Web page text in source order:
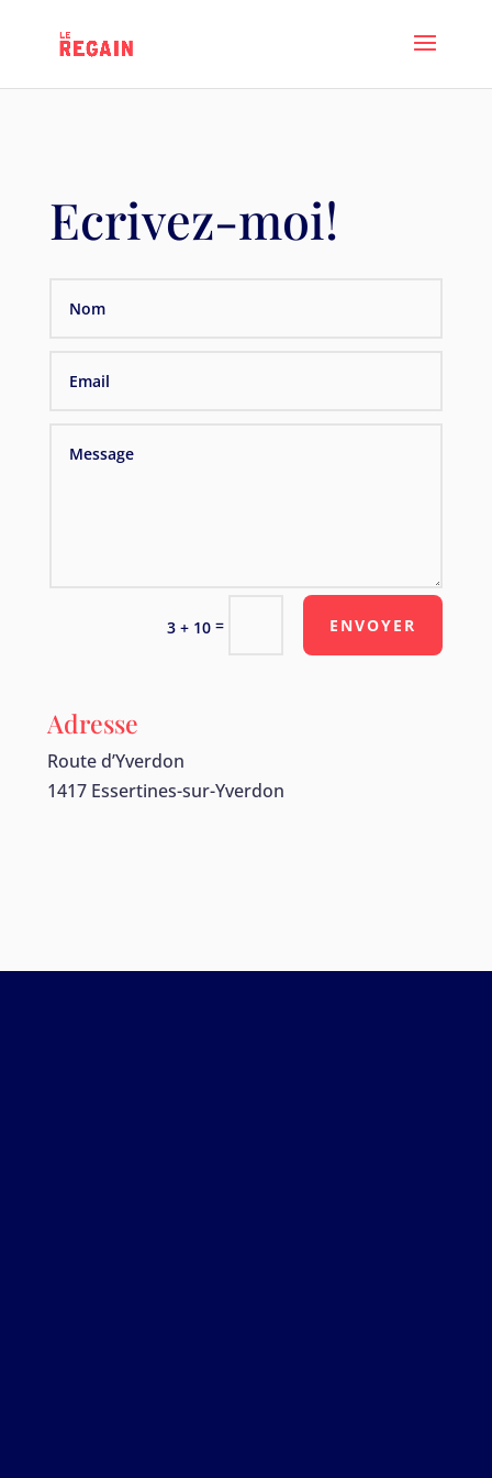
Ecrivez-moi!
3 + 10 = ENVOYER
Adresse
Route d’Yverdon
1417 Essertines-sur-Yverdon